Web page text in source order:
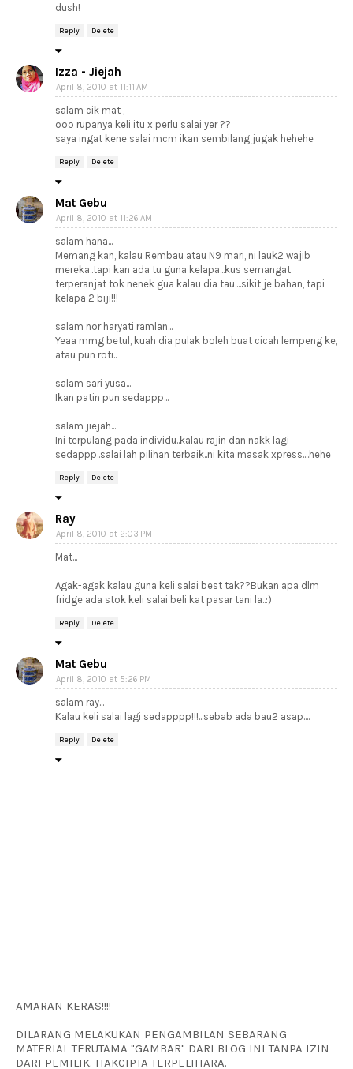
dush!
Reply Delete
Izza - Jiejah
April 8, 2010 at 11:11 AM
salam cik mat ,
ooo rupanya keli itu x perlu salai yer ??
saya ingat kene salai mcm ikan sembilang jugak hehehe
Reply Delete
Mat Gebu
April 8, 2010 at 11:26 AM
salam hana...
Memang kan, kalau Rembau atau N9 mari, ni lauk2 wajib
mereka..tapi kan ada tu guna kelapa...kus semangat
terperanjat tok nenek gua kalau dia tau....sikit je bahan, tapi
kelapa 2 biji!!!
salam nor haryati ramlan...
Yeaa mmg betul, kuah dia pulak boleh buat cicah lempeng ke,
atau pun roti..
salam sari yusa...
Ikan patin pun sedappp...
salam jiejah...
Ini terpulang pada individu..kalau rajin dan nakk lagi
sedappp..salai lah pilihan terbaik..ni kita masak xpress....hehe
Reply Delete
Ray
April 8, 2010 at 2:03 PM
Mat...
Agak-agak kalau guna keli salai best tak??Bukan apa dlm
fridge ada stok keli salai beli kat pasar tani la..:)
Reply Delete
Mat Gebu
April 8, 2010 at 5:26 PM
salam ray...
Kalau keli salai lagi sedapppp!!!...sebab ada bau2 asap....
Reply Delete
AMARAN KERAS!!!!
DILARANG MELAKUKAN PENGAMBILAN SEBARANG
MATERIAL TERUTAMA "GAMBAR" DARI BLOG INI TANPA IZIN
DARI PEMILIK. HAKCIPTA TERPELIHARA.